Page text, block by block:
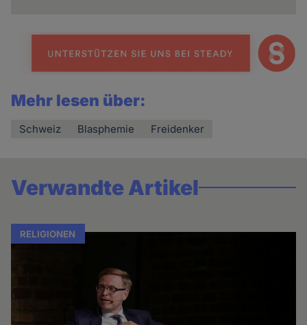
Mehr lesen über:
Schweiz Blasphemie Freidenker
Verwandte Artikel
RELIGIONEN